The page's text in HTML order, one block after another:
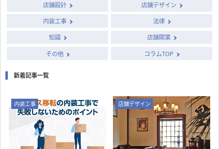
店舗開発・施設管理に 役立つコラム
店舗設計施工.comでは、飲食店・店舗・オフィスの開業・出店・改装
カテゴリー別に見る
内装工事
法律
店舗開業
その他
コラムTOP